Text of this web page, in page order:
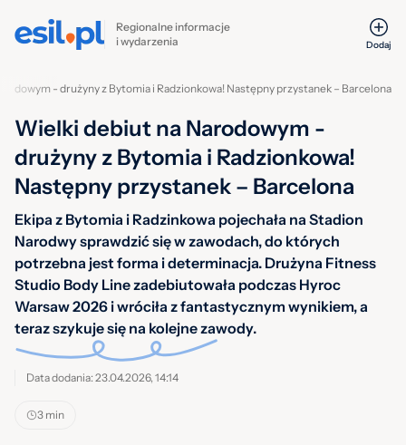
Regionalne informacje
i wydarzenia
Dodaj
- drużyny z Bytomia i Radzionkowa! Następny przystanek – Barcelona
Wielki debiut na Narodowym -
drużyny z Bytomia i Radzionkowa!
Następny przystanek – Barcelona
Ekipa z Bytomia i Radzinkowa pojechała na Stadion
Narodwy sprawdzić się w zawodach, do których
potrzebna jest forma i determinacja. Drużyna Fitness
Studio Body Line zadebiutowała podczas Hyroc
Warsaw 2026 i wróciła z fantastycznym wynikiem, a
teraz szykuje się na kolejne zawody.
Data dodania: 23.04.2026, 14:14
3 min